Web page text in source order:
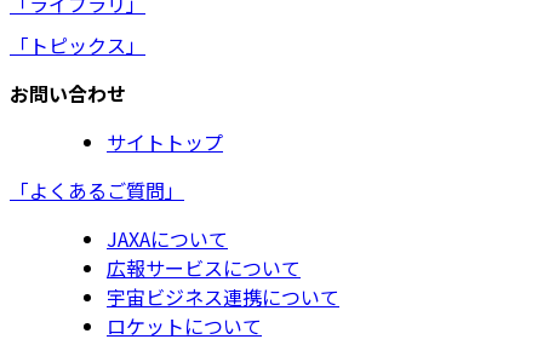
「トピックス」
お問い合わせ
サイトトップ
「よくあるご質問」
JAXAについて
広報サービスについて
宇宙ビジネス連携について
ロケットについて